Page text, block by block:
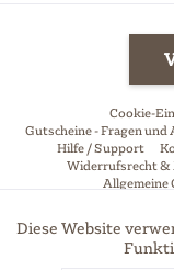
Cookie-
Gutscheine - Fragen
Hilfe / Support
Widerrufsrecht
Allgemeine
* Alle Preise inkl.
Funktionale
Diese Website